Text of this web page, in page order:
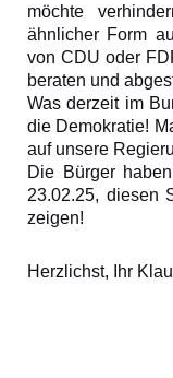
möchte
ähnlicher Form
von CDU oder
beraten und
Was derzeit im
die Demokratie!
auf unsere
Die Bürger
23.02.25, diesen
zeigen!
Herzlichst, Ihr